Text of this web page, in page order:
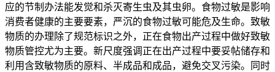
应的节制办法能发觉和杀灭寄生虫及其虫卵。食物过敏是影响
消费者健康的主要要素，严沉的食物过敏可能危及生命。致敏
物质的办理除了规范标识之外，正在食物出产过程中做好致敏
物质管控尤为主要。新尺度强调正在出产过程中要妥帖储存和
利用含致敏物质的原料、半成品和成品，避免交叉污染。同时